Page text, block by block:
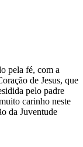
pela fé, com a
de Jesus, que
pelo padre
carinho neste
da Juventude